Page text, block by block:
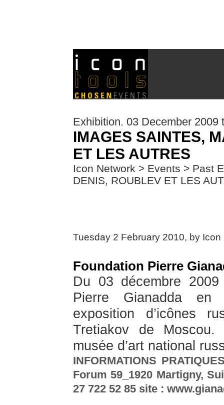
Exhibition. 03 December
IMAGES SAINTES,
ET LES AUTRES
Icon Network > Events > Past
DENIS, ROUBLEV ET LES
Tuesday 2 February 2010, by Icon
Foundation Pierre
Du 03 décembre
Pierre Gianadda
exposition d’icônes
Tretiakov de
musée d’art national
INFORMATIONS
Forum 59_1920 Martigny,
27 722 52 85 site :